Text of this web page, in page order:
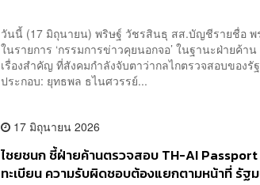
วันนี้ (17 มิถุนายน) พริษฐ์ วัชรสินธุ สส.บัญชีรายชื่อ
ในรายการ ‘กรรมการข่าวคุยนอกจอ’ ในฐานะฝ่ายค้
เรื่องสำคัญ ที่สังคมกำลังจับตาว่ากลไกตรวจสอบขอ
ประกอบ: ยุทธพล ธไนศวรรย์...
17 มิถุนายน 2026
ไชยชนก ชี้ฝ่ายค้านตรวจสอบ TH-AI Passport
ทะเบียน ความรับผิดชอบต้องแยกตามหน้าที่ รัฐ